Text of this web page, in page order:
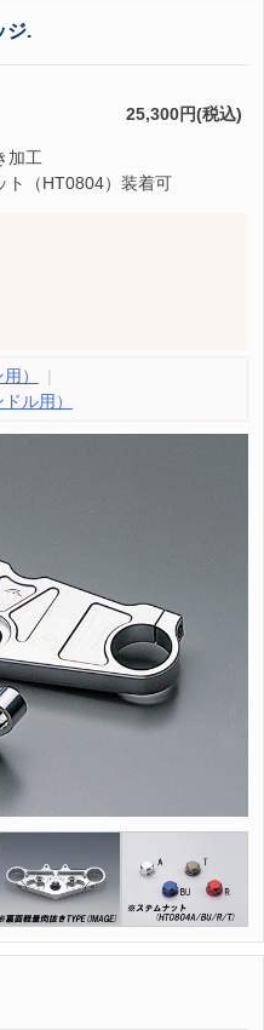
ジ.
25,300円(税込)
加工
（HT0804）装着可
）
ル用）